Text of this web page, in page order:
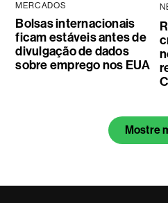
MERCADOS
Bolsas internacionais
ficam estáveis antes de
divulgação de dados
sobre emprego nos EUA
Mostre